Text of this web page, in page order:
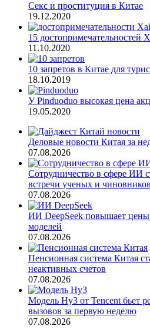
Секс и проституция в Китае
19.12.2020
15 достопримечательностей
11.10.2020
10 запретов в Китае для
18.10.2019
У Pinduoduo высокая цена
19.05.2020
Деловые новости Китая за
07.08.2026
Сотрудничество в сфере ИИ
встречи ученых и чиновников
07.08.2026
ИИ DeepSeek повышает цены
моделей
07.08.2026
Пенсионная система Китая
неактивных счетов
07.08.2026
Модель Hy3 от Tencent бьет
вызовов за первую неделю
07.08.2026